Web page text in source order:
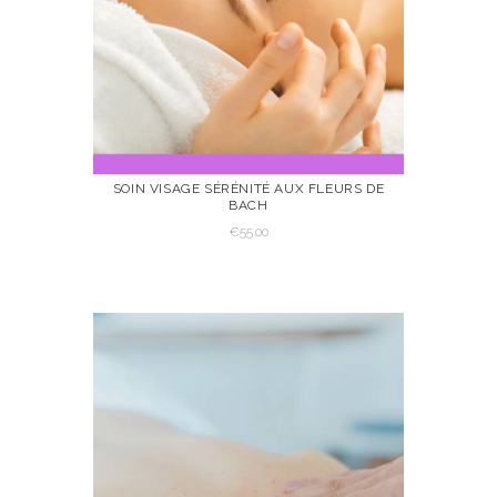
SOIN VISAGE SÉRÉNITÉ AUX FLEURS DE
BACH
€55.00